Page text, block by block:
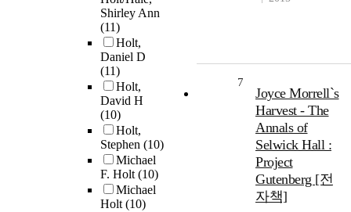
Shirley Ann
(11)
Holt,
Daniel D
(11)
Holt,
David H
(10)
Holt,
Stephen (10)
Michael
F. Holt(10)
Michael
Holt(10)
7
Joyce Morrell`s
Harvest - The
Annals of
Selwick Hall :
Project
Gutenberg [전
자책]